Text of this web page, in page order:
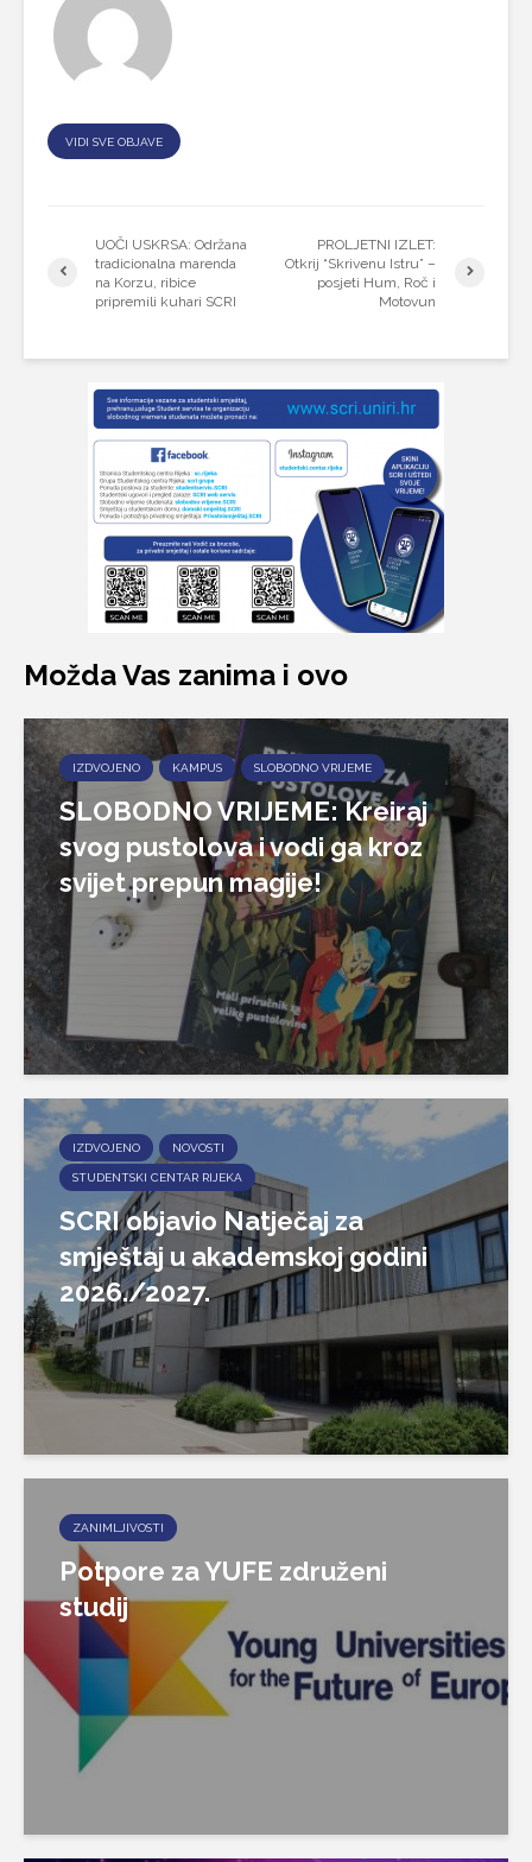
VIDI SVE OBJAVE
UOČI USKRSA: Održana
tradicionalna marenda
na Korzu, ribice
pripremili kuhari SCRI
PROLJETNI IZLET:
Otkrij “Skrivenu Istru” –
posjeti Hum, Roč i
Motovun
Možda Vas zanima i ovo
IZDVOJENO KAMPUS SLOBODNO VRIJEME
SLOBODNO VRIJEME: Kreiraj
svog pustolova i vodi ga kroz
svijet prepun magije!
IZDVOJENO NOVOSTI
STUDENTSKI CENTAR RIJEKA
SCRI objavio Natječaj za
smještaj u akademskoj godini
2026./2027.
ZANIMLJIVOSTI
Potpore za YUFE združeni
studij